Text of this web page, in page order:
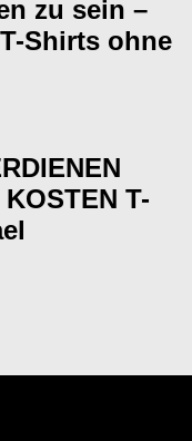
zu sein –
Shirts ohne
T-